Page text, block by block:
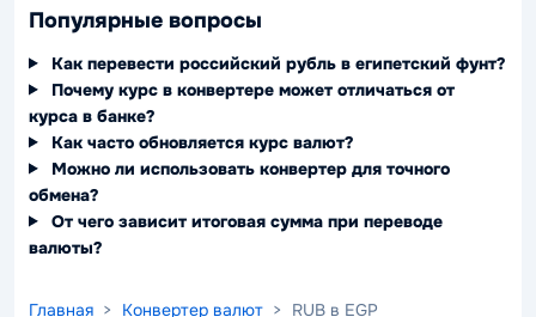
Популярные вопросы
Как перевести российский рубль в египетский фунт?
Почему курс в конвертере может отличаться от
курса в банке?
Как часто обновляется курс валют?
Можно ли использовать конвертер для точного
обмена?
От чего зависит итоговая сумма при переводе
валюты?
Главная > Конвертер валют > RUB в EGP